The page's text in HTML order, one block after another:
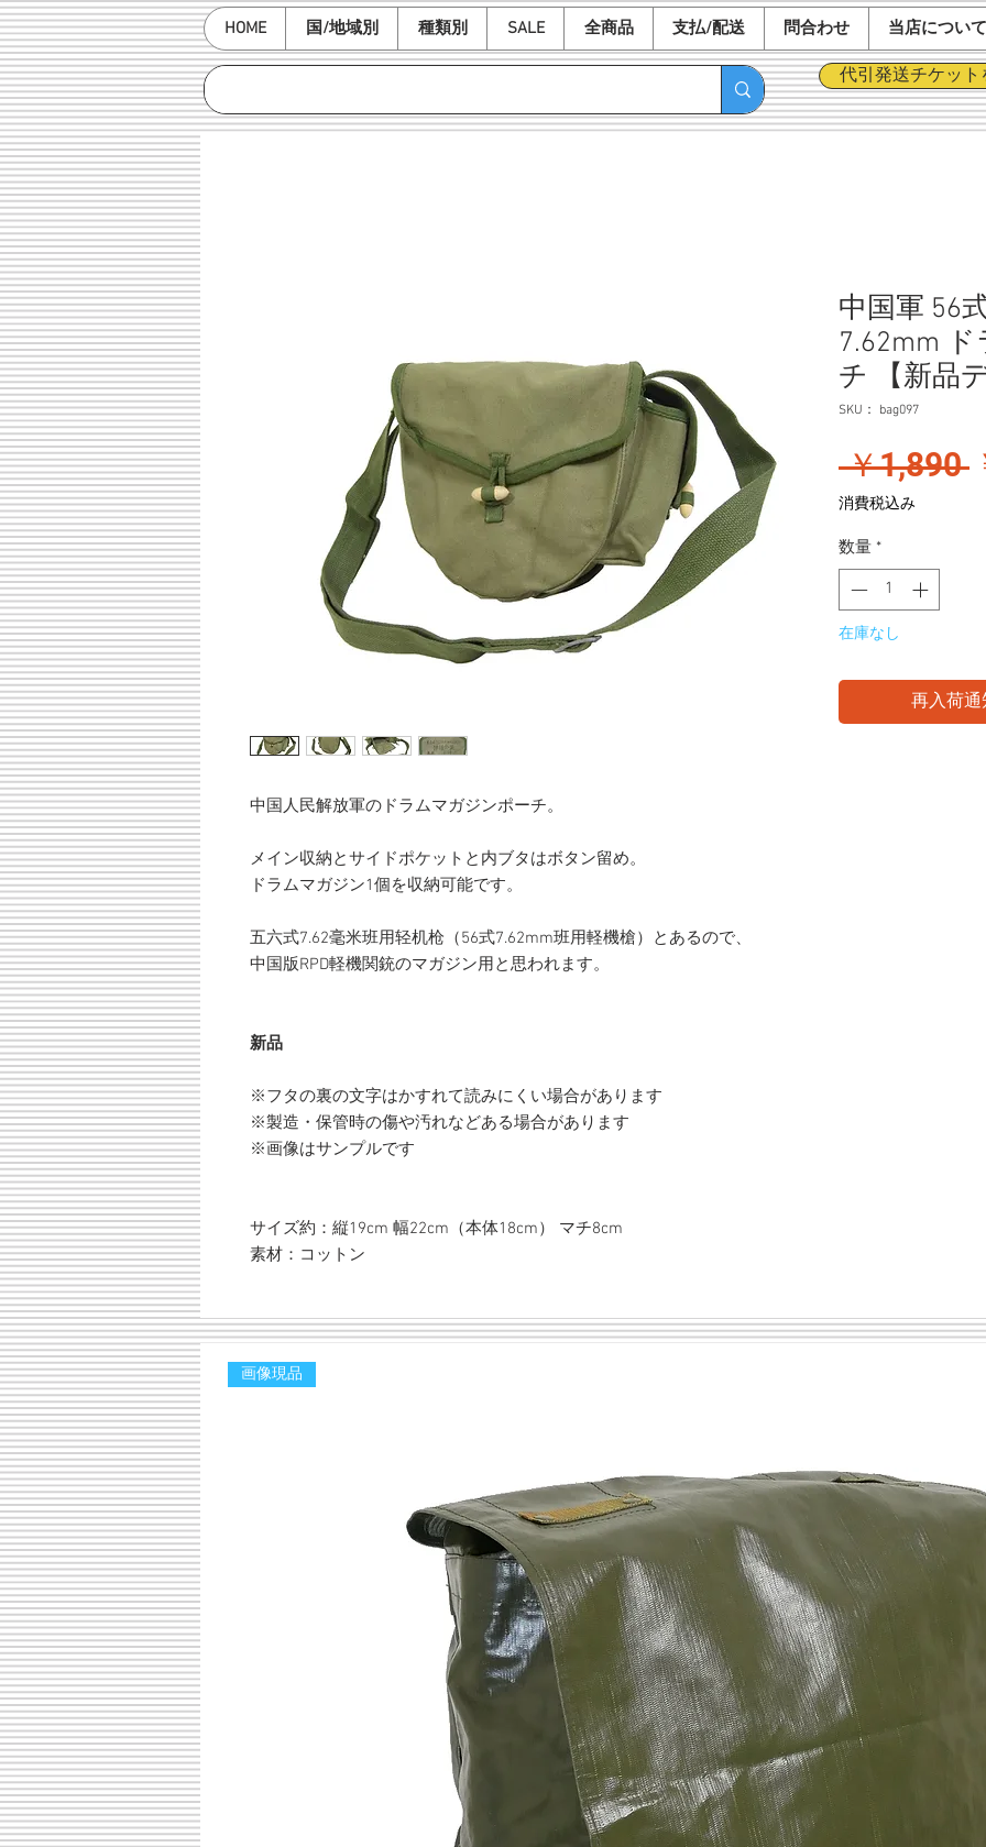
HOME 国/地域別 種類別 SALE 全商品 支払/配送 問合わせ 当店について
代引発送チケッ
中国人民解放軍のドラムマガジンポーチ。
メイン収納とサイドポケットと内ブタはボタン留め。
ドラムマガジン1個を収納可能です。
五六式7.62毫米班用轻机枪（56式7.62mm班用軽機槍）とあるので、
中国版RPD軽機関銃のマガジン用と思われます。
新品
※フタの裏の文字はかすれて読みにくい場合があります
※製造・保管時の傷や汚れなどある場合があります
※画像はサンプルです
サイズ約：縦19cm 幅22cm（本体18cm） マチ8cm
素材：コットン
中国軍 56
7.62mm
チ 【新品
SKU： bag097
￥1,890
消費税込み
数量 *
在庫なし
再入荷
画像現品